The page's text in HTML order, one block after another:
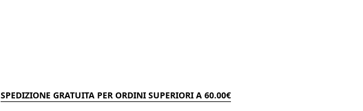
SPEDIZIONE GRATUITA PER ORDINI SUPERIORI A 60.00€